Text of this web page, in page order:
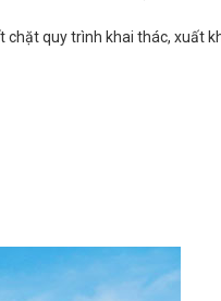
quy trình khai thác, xuất